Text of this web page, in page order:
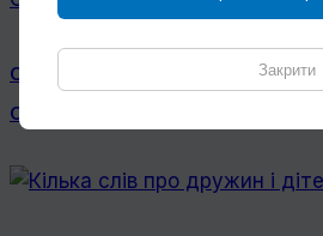
Спогади Марії Котляревської
Сапожникова
Закрити